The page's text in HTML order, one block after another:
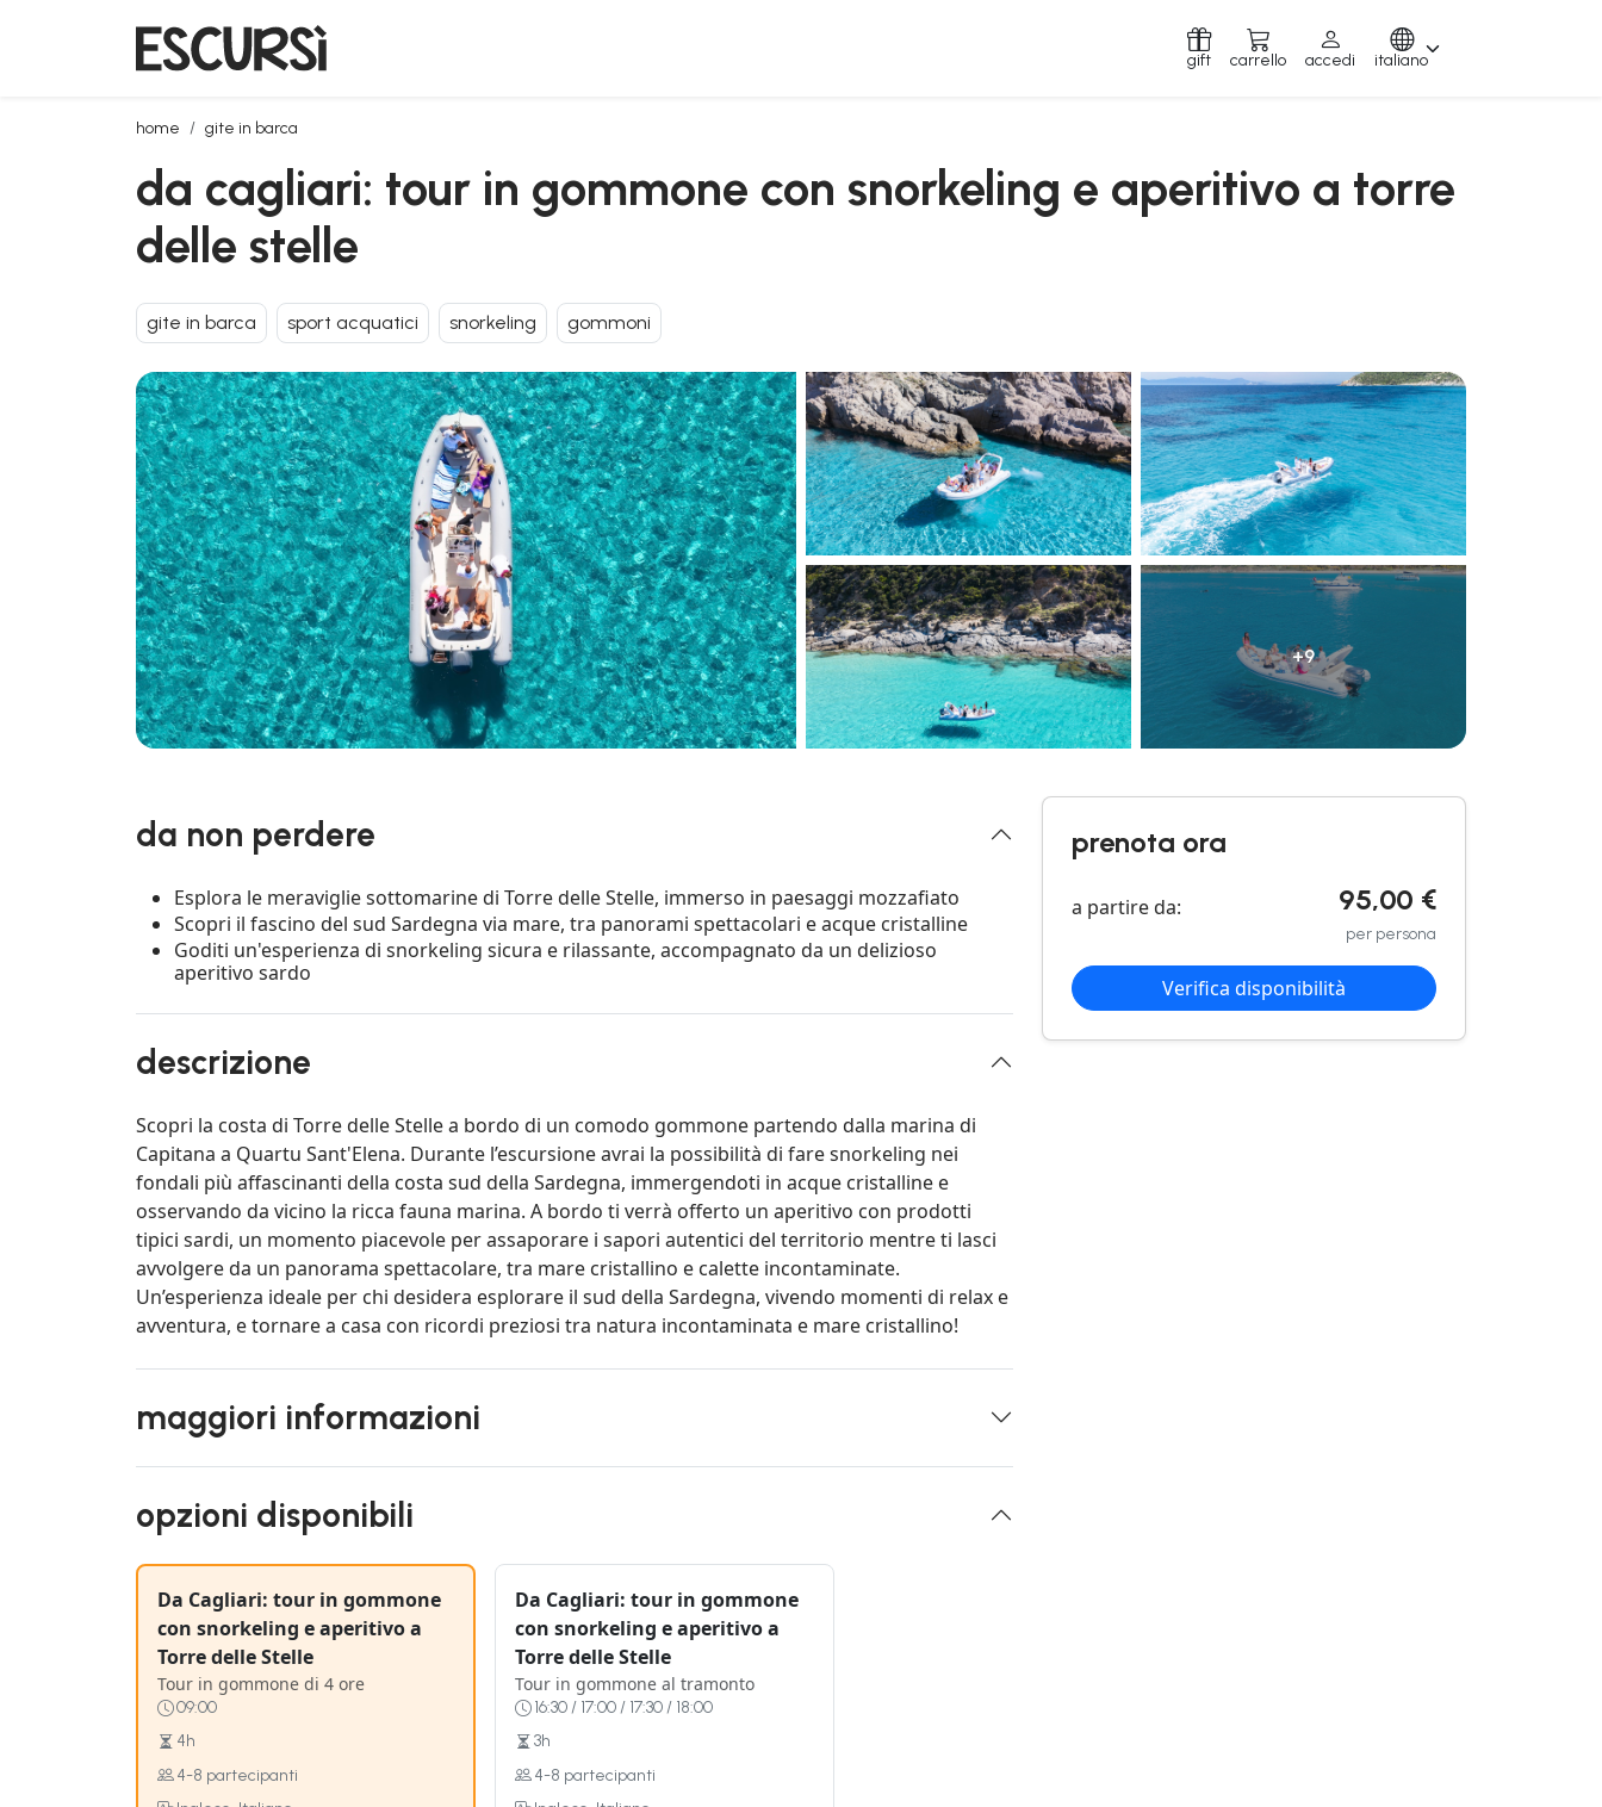
gift carrello accedi italiano
home gite in barca
da cagliari: tour in gommone con snorkeling e aperitivo a torre delle stelle
da cagliari: tour in gommone con snorkeling e aperitivo a torre
delle stelle
gite in barca sport acquatici snorkeling gommoni
+9
da non perdere
Esplora le meraviglie sottomarine di Torre delle Stelle, immerso in paesaggi mozzafiato
Scopri il fascino del sud Sardegna via mare, tra panorami spettacolari e acque cristalline
Goditi un'esperienza di snorkeling sicura e rilassante, accompagnato da un delizioso
aperitivo sardo
descrizione
Scopri la costa di Torre delle Stelle a bordo di un comodo gommone partendo dalla marina di
Capitana a Quartu Sant'Elena. Durante l’escursione avrai la possibilità di fare snorkeling nei
fondali più affascinanti della costa sud della Sardegna, immergendoti in acque cristalline e
osservando da vicino la ricca fauna marina. A bordo ti verrà offerto un aperitivo con prodotti
tipici sardi, un momento piacevole per assaporare i sapori autentici del territorio mentre ti lasci
avvolgere da un panorama spettacolare, tra mare cristallino e calette incontaminate.
Un’esperienza ideale per chi desidera esplorare il sud della Sardegna, vivendo momenti di relax e
avventura, e tornare a casa con ricordi preziosi tra natura incontaminata e mare cristallino!
maggiori informazioni
opzioni disponibili
Da Cagliari: tour in gommone
con snorkeling e aperitivo a
Torre delle Stelle
Tour in gommone di 4 ore
09:00
4h
4-8 partecipanti
Da Cagliari: tour in gommone
con snorkeling e aperitivo a
Torre delle Stelle
Tour in gommone al tramonto
16:30 / 17:00 / 17:30 / 18:00
3h
4-8 partecipanti
prenota ora
a partire da: 95,00 €
per persona
Verifica disponibilità